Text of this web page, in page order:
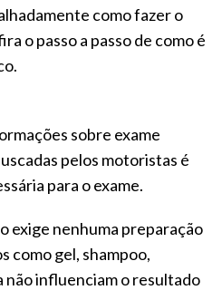
como fazer o
o passo a passo de como é
sobre exame
pelos motoristas é
para o exame.
exige nenhuma preparação
como gel, shampoo,
influenciam o resultado